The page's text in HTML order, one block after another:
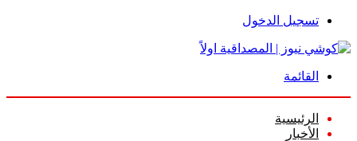
تسجيل الدخول
القائمة
الرئيسية
الأخبار